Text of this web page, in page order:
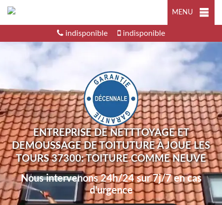
MENU
indisponible indisponible
ENTREPRISE DE NETTTOYAGE ET
DEMOUSSAGE DE TOITUTURE À JOUE LES
TOURS 37300: TOITURE COMME NEUVE
Nous intervenons 24h/24 sur 7j/7 en cas
d'urgence